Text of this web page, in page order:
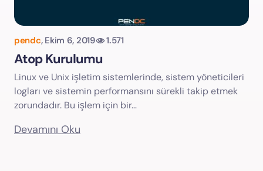
pendc, Ekim 6, 2019 1.571
Atop Kurulumu
Linux ve Unix işletim sistemlerinde, sistem yöneticileri
logları ve sistemin performansını sürekli takip etmek
zorundadır. Bu işlem için bir…
Devamını Oku